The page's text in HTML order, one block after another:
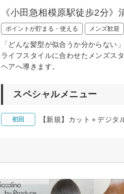
《小田急相模原駅徒歩2分
ポイントが貯まる・使える メンズ歓迎
「どんな髪型が似合うか分からない
ライフスタイルに合わせたメンズス
ヘアへ導きます。
スペシャルメニュー
初回 【新規】カット＋デジ